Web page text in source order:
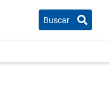
Buscar